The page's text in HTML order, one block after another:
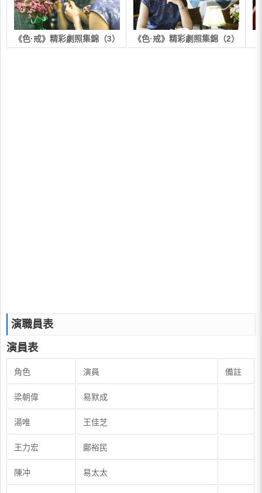
《色·戒》精彩劇照集錦（3） 《色·戒》精彩劇照集錦（2）
演職員表
演員表
角色 演員 備註
梁朝偉 易默成
湯唯 王佳芝
王力宏 鄺裕民
陳冲 易太太